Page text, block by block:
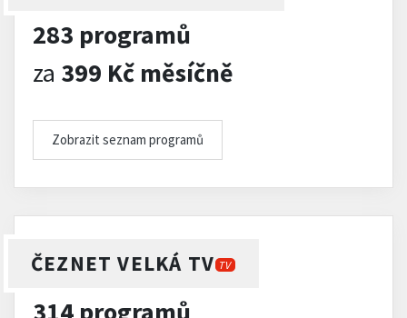
283 programů
za 399 Kč měsíčně
Zobrazit seznam programů
ČEZNET VELKÁ TV TV